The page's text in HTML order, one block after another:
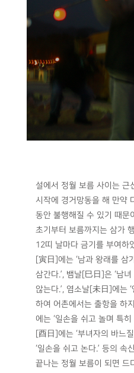
설에서 정월 보름 사이는 근
시작에 경거망동을 해 만약
동안 불행해질 수 있기 때문
초기부터 보름까지는 삼가
12띠 날마다 금기를 부여하
[寅日]에는 ‘남과 왕래를 삼
삼간다.’, 뱀날[巳日]은 ‘남
않는다.’, 염소날[未日]에는
하여 어촌에서는 출항을 하
에는 ‘일손을 쉬고 놀며 특
[酉日]에는 ‘부녀자의 바느
‘일손을 쉬고 논다.’ 등의 속
끝나는 정월 보름이 되면 드